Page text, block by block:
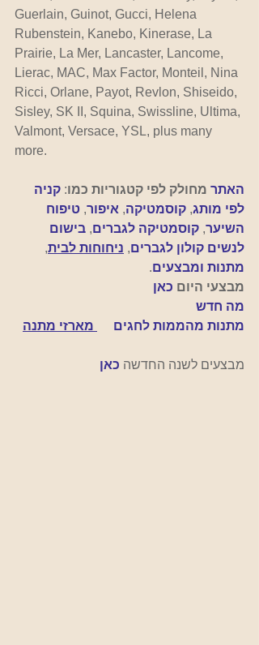
Guerlain, Guinot, Gucci, Helena
Rubenstein, Kanebo, Kinerase, La
Prairie, La Mer, Lancaster, Lancome,
Lierac, MAC, Max Factor, Monteil, Nina
Ricci, Orlane, Payot, Revlon, Shiseido,
Sisley, SK II, Squina, Swissline, Ultima,
Valmont, Versace, YSL, plus many
more.
האתר מחולק לפי קטגוריות כמו: קניה
לפי מותג, קוסמטיקה, איפור, טיפוח
השיער, קוסמטיקה לגברים, בישום
לנשים קולון לגברים, ניחוחות לבית,
מתנות ומבצעים.
מבצעי היום כאן
מה חדש
מתנות מהממות לחגים
מארזי מתנה
מבצעים לשנה החדשה כאן